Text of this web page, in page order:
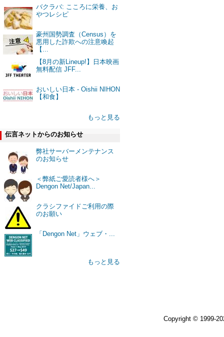
バクラバ: こころに栄養、お
やつレシピ
豪州国勢調査（Census）を
悪用した詐欺への注意喚起
【...
【8月の新Lineup!】日本映画
無料配信 JFF...
おいしい日本 - Oishii NIHON
【和食】
もっと見る
伝言ネットからのお知らせ
弊社サーバーメンテナンス
のお知らせ
＜弊紙ご愛読者様へ＞
Dengon Net/Japan...
クラシファイドご利用の際
のお願い
「Dengon Net」ウェブ・...
もっと見る
Copyright © 1999-